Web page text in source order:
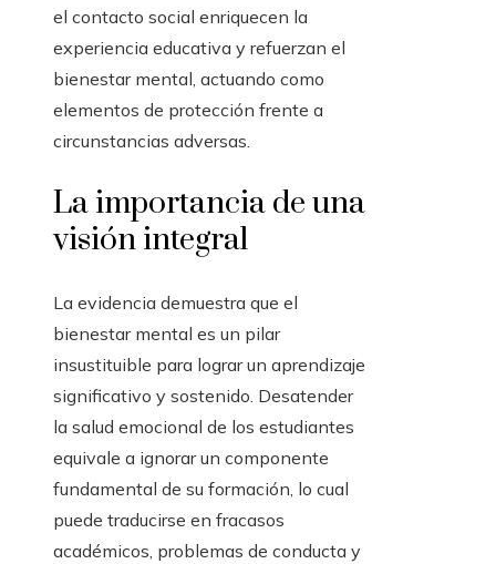
el contacto social enriquecen la
experiencia educativa y refuerzan el
bienestar mental, actuando como
elementos de protección frente a
circunstancias adversas.
La importancia de una
visión integral
La evidencia demuestra que el
bienestar mental es un pilar
insustituible para lograr un aprendizaje
significativo y sostenido. Desatender
la salud emocional de los estudiantes
equivale a ignorar un componente
fundamental de su formación, lo cual
puede traducirse en fracasos
académicos, problemas de conducta y